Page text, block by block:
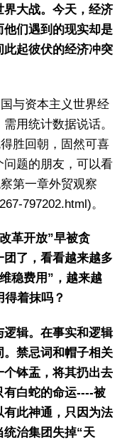
大战。今天，经济
们遇到的现实却是
起彼伏的经济冲突
与资本主义世界经
用统计数据说话。
胜回朝，固然可喜
题的朋友，可以看
第一章外贸观察
797202.html)。
革开放”早被贪
了，看看越来越多
稳费用”，越来越
着抹吗？
辑。在事实和逻辑
禁忌词和帽子相关
钵盂，将其扔出去
有白蛇的命运----被
此神通，只因为法
治集团失掉“天